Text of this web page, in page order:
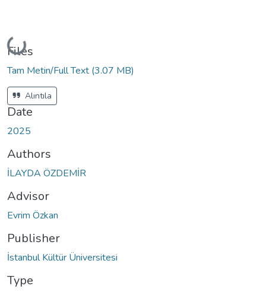
Loading...
Files
Tam Metin/Full Text (3.07 MB)
Alıntıla
Date
2025
Authors
İLAYDA ÖZDEMİR
Advisor
Evrim Özkan
Publisher
İstanbul Kültür Üniversitesi
Type